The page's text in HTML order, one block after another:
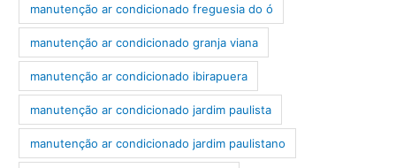
manutenção ar condicionado freguesia do ó
manutenção ar condicionado granja viana
manutenção ar condicionado ibirapuera
manutenção ar condicionado jardim paulista
manutenção ar condicionado jardim paulistano